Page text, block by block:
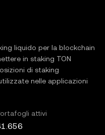
liquido per la blockchain
in staking TON
di staking
nelle applicazioni
attivi